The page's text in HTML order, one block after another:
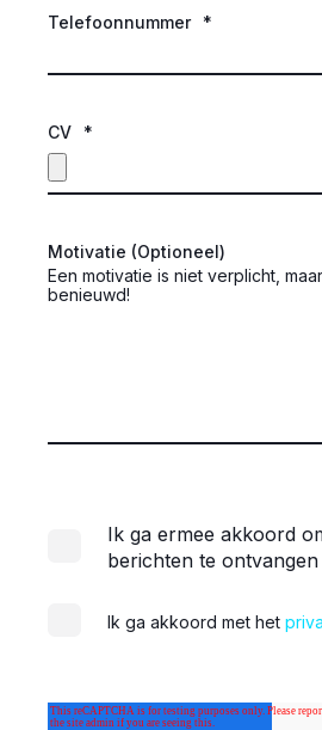
Telefoonnummer *
CV *
Motivatie (Optioneel)
Een motivatie is niet verplicht,
benieuwd!
Ik ga ermee akkoord
berichten te
Ik ga akkoord met het